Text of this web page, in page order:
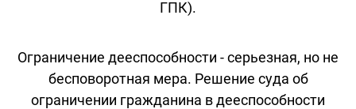
ГПК).
Ограничение дееспособности - серьезная, но не
бесповоротная мера. Решение суда об
ограничении гражданина в дееспособности